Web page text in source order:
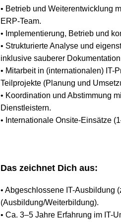
• Betrieb und Weiterentwicklung
ERP-Team.
• Implementierung, Betrieb und
• Strukturierte Analyse und
inklusive sauberer
• Mitarbeit in (internationalen) IT-
Teilprojekte (Planung und
• Koordination und Abstimmung
Dienstleistern.
• Internationale Onsite-Einsätze
Das zeichnet Dich aus:
• Abgeschlossene IT-Ausbildung
(Ausbildung/Weiterbildung).
• Ca. 3–5 Jahre Erfahrung im IT-